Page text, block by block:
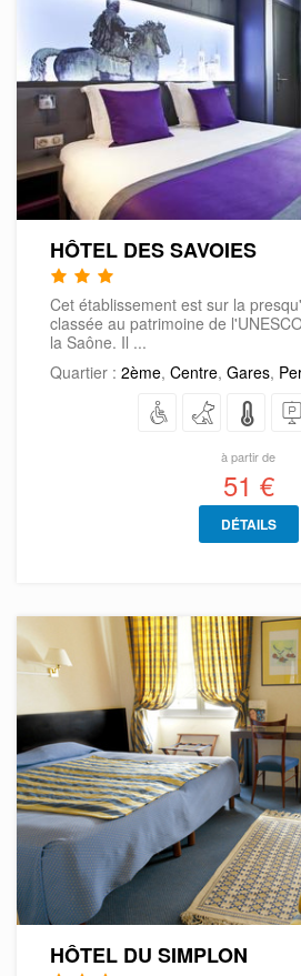
HÔTEL DES SAVOIES
Cet établissement est sur la
classée au patrimoine de
la Saône. Il ...
Quartier : 2ème, Centre, Gares,
à partir de
51 €
DÉTAILS
HÔTEL DU SIMPLON